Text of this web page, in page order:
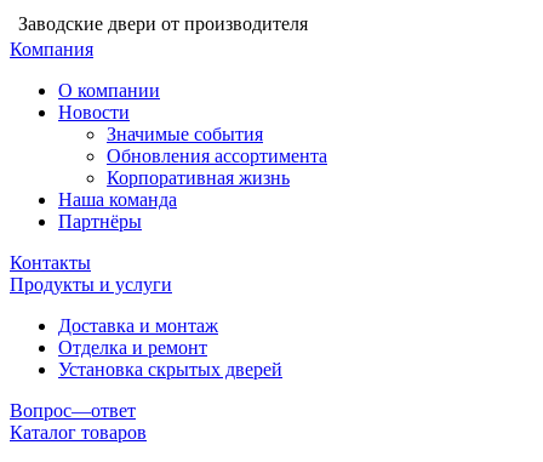
Заводские двери от производителя
Компания
О компании
Новости
Значимые события
Обновления ассортимента
Корпоративная жизнь
Наша команда
Партнёры
Контакты
Продукты и услуги
Доставка и монтаж
Отделка и ремонт
Установка скрытых дверей
Вопрос—ответ
Каталог товаров